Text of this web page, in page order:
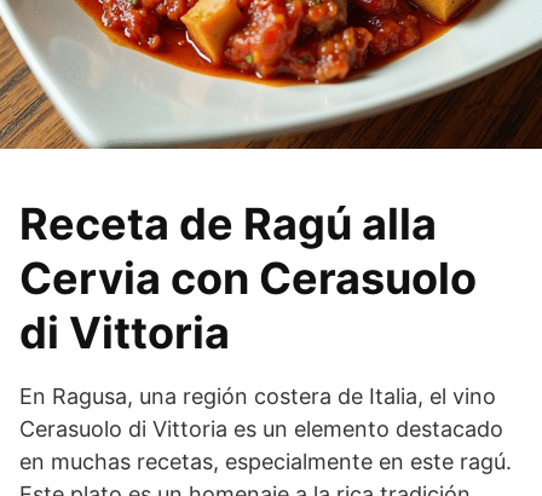
Receta de Ragú alla
Cervia con Cerasuolo
di Vittoria
En Ragusa, una región costera de Italia, el vino
Cerasuolo di Vittoria es un elemento destacado
en muchas recetas, especialmente en este ragú.